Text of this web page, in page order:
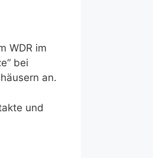
WDR im
bei
an.
und